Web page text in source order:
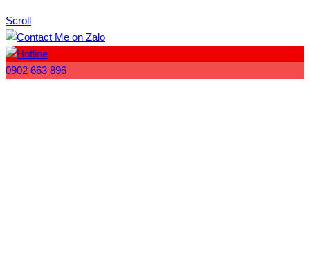
Scroll
0902 663 896